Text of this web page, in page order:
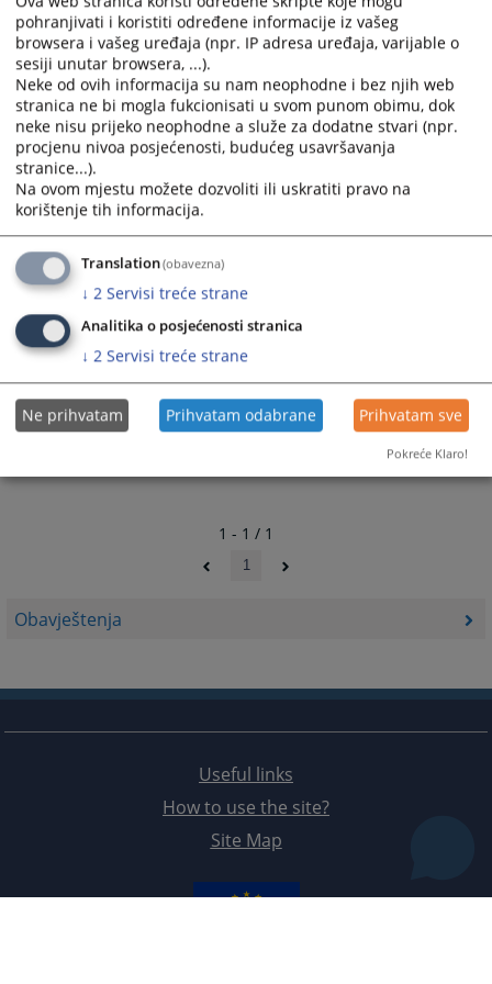
Obavještenja
the
calendar
and
select
a
date.
Press
the
question
mark
key
to
get
the
keyboard
shortcuts
for
changing
the
calendar
and
select
a
date.
the
question
mark
key
to
the
keyboard
shortcuts
for
changing
1 - 1 / 1
1
Useful links
How to use the site?
Site Map
pohranjivati i koristiti određene informacije iz vašeg
browsera i vašeg uređaja (npr. IP adresa uređaja, varijable o
sesiji unutar browsera, ...).
Neke od ovih informacija su nam neophodne i bez njih web
stranica ne bi mogla fukcionisati u svom punom obimu, dok
neke nisu prijeko neophodne a služe za dodatne stvari (npr.
procjenu nivoa posjećenosti, budućeg usavršavanja
stranice...).
Na ovom mjestu možete dozvoliti ili uskratiti pravo na
korištenje tih informacija.
Translation(obavezna)
↓ 2 Servisi treće strane
Analitika o posjećenosti stranica
↓ 2 Servisi treće strane
Ne prihvatam Prihvatam odabrane Prihvatam sve
Pokreće Klaro!